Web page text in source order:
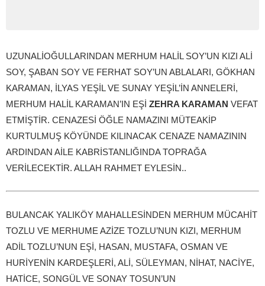
UZUNALİOĞULLARINDAN MERHUM HALİL SOY’UN KIZI ALİ
SOY, ŞABAN SOY VE FERHAT SOY’UN ABLALARI, GÖKHAN
KARAMAN, İLYAS YEŞİL VE SUNAY YEŞİL’İN ANNELERİ,
MERHUM HALİL KARAMAN’IN EŞİ ZEHRA KARAMAN VEFAT
ETMİŞTİR. CENAZESİ ÖĞLE NAMAZINI MÜTEAKİP
KURTULMUŞ KÖYÜNDE KILINACAK CENAZE NAMAZININ
ARDINDAN AİLE KABRİSTANLIĞINDA TOPRAĞA
VERİLECEKTİR. ALLAH RAHMET EYLESİN..
BULANCAK YALIKÖY MAHALLESİNDEN MERHUM MÜCAHİT
TOZLU VE MERHUME AZİZE TOZLU’NUN KIZI, MERHUM
ADİL TOZLU’NUN EŞİ, HASAN, MUSTAFA, OSMAN VE
HURİYENİN KARDEŞLERİ, ALİ, SÜLEYMAN, NİHAT, NACİYE,
HATİCE, SONGÜL VE SONAY TOSUN’UN